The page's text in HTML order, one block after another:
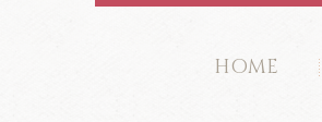
HOME